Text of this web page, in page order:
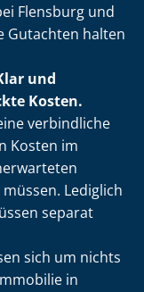
Flensburg und
Gutachten halten
und
Kosten.
verbindliche
Kosten im
Lediglich
separat
sich um nichts
in